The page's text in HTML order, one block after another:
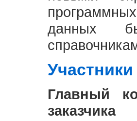
данных
Главный
заказчика